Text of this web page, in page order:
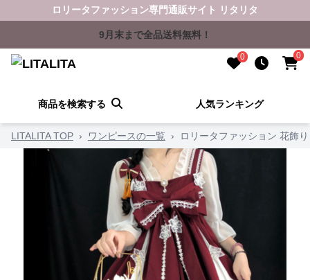
ロリータファッション専門通販サイト リタリタ
9月末まで全品送料無料！
0 0
商品を検索する 人気ランキング
LITALITA TOP › ワンピースの一覧 › ロリータファッション 花飾